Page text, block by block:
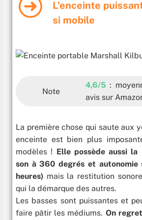
L’enceinte
si mobile
Note
4,6/5 :
avis sur
La première chose qui saute aux
enceinte est bien plus
modèles ! Elle possède aussi
son à 360 degrés et autonomie
heures) mais la restitution
qui la démarque des autres.
Les basses sont puissantes et
faire pâtir les médiums. On